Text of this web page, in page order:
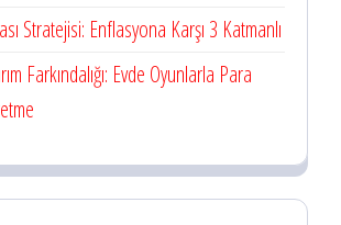
Stratejisi: Enflasyona Karşı 3 Katmanlı
Farkındalığı: Evde Oyunlarla Para